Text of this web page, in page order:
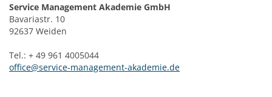
Service Management Akademie GmbH
Bavariastr. 10
92637 Weiden
Tel.: + 49 961 4005044
office@service-management-akademie.de